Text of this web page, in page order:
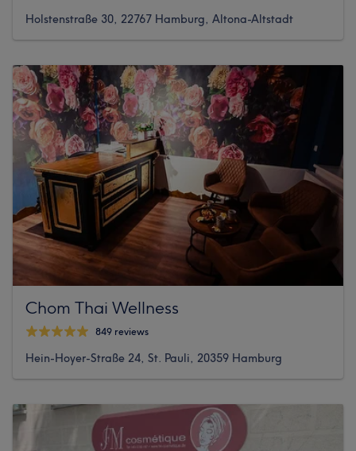
Holstenstraße 30, 22767 Hamburg, Altona-Altstadt
Chom Thai Wellness
849 reviews
Hein-Hoyer-Straße 24, St. Pauli, 20359 Hamburg